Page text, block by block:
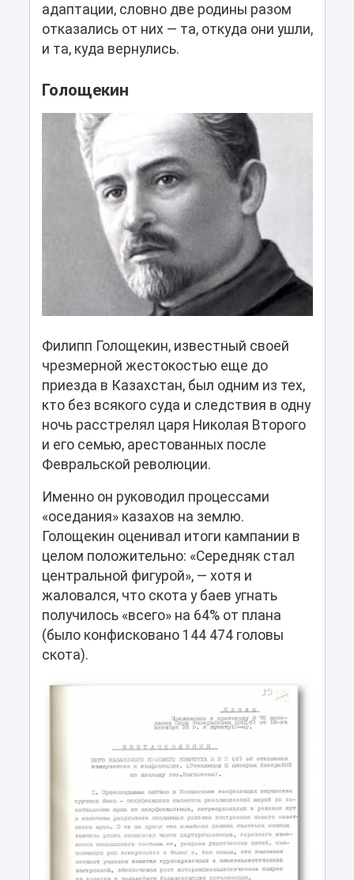
адаптации, словно две родины разом
отказались от них — та, откуда они ушли,
и та, куда вернулись.
Голощекин
Филипп Голощекин, известный своей
чрезмерной жестокостью еще до
приезда в Казахстан, был одним из тех,
кто без всякого суда и следствия в одну
ночь расстрелял царя Николая Второго
и его семью, арестованных после
Февральской революции.
Именно он руководил процессами
«оседания» казахов на землю.
Голощекин оценивал итоги кампании в
целом положительно: «Середняк стал
центральной фигурой», — хотя и
жаловался, что скота у баев угнать
получилось «всего» на 64% от плана
(было конфисковано 144 474 головы
скота).